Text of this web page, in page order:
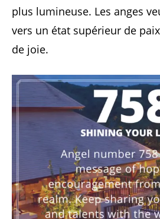
plus lumineuse. Les anges
vers un état supérieur de
de joie.